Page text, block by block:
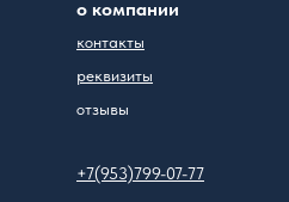
контакты
реквизиты
отзывы
о компании
+7(953)799-07-77